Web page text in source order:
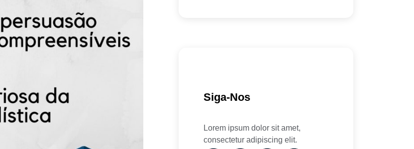
Siga-Nos
Lorem ipsum dolor sit amet,
consectetur adipiscing elit.